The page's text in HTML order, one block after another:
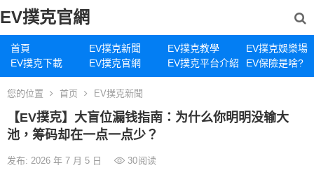
EV撲克官網
首頁 EV撲克新聞 EV撲克教學
EV撲克娛樂場
EV撲克下載
EV撲克官網 EV撲克平台介紹 EV保險是啥?
您的位置 首页 EV撲克新聞
【EV撲克】大盲位漏钱指南：为什么你明明没输大
池，筹码却在一点一点少？
发布: 2026 年 7 月 5 日 30阅读